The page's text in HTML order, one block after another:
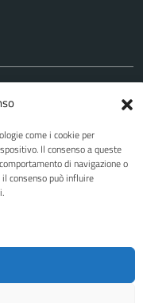
come i cookie per
Il consenso a queste
di navigazione o
consenso può influire